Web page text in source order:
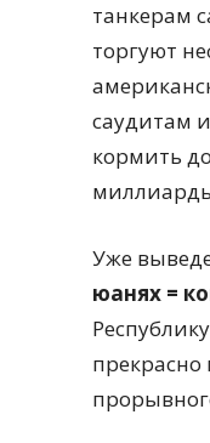
танкерам
торгуют
саудитам
кормить
Уже
юанях =
прекрасно